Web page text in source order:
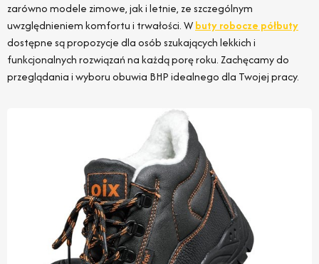
zarówno modele zimowe, jak i letnie, ze szczególnym
uwzględnieniem komfortu i trwałości. Wbuty robocze półbuty
dostępne są propozycje dla osób szukających lekkich i
funkcjonalnych rozwiązań na każdą porę roku. Zachęcamy do
przeglądania i wyboru obuwia BHP idealnego dla Twojej pracy.